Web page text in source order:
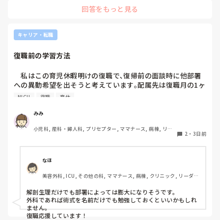
回答をもっと見る
キャリア・転職
復職前の学習方法
私はこの育児休暇明けの復職で､復帰前の面談時に他部署
への異動希望を出そうと考えています｡配属先は復職月の1ヶ
月前に確定するので､まだまだどこの部署へ配属されるか定
ただ､復職するまで何も学習しないというのは不安でたま
りません｡今､どこの配属になっても良いように土台である解
剖生理学を見直しています｡皆さんならどのように対策され
NICU 復職 育休
みみ
小児科, 産科・婦人科, プリセプター, ママナース, 病棟, リー
2 ・ 3日前
なほ
美容外科, ICU, その他の科, ママナース, 病棟, クリニック, リーダ
解剖生理だけでも部署によっては膨大になりそうです。
外科であれば術式を名前だけでも勉強しておくといいかもしれ
ません。
復職応援しています！